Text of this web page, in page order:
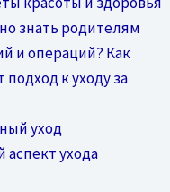
знать родителям
и операций? Как
к уходу за
уход
ухода